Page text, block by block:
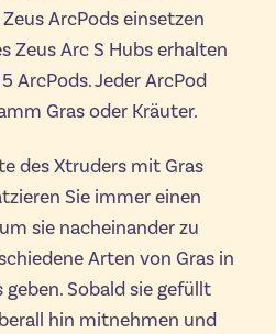
ArcPods einsetzen
Zeus Arc S Hubs erhalten
ArcPods. Jeder ArcPod
Gras oder Kräuter.
des Xtruders mit Gras
Sie immer einen
sie nacheinander zu
Arten von Gras in
Sobald sie gefüllt
hin mitnehmen und